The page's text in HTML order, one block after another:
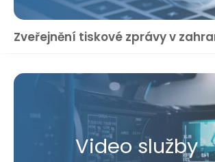
Zveřejnění tiskové zprávy v
Video služby